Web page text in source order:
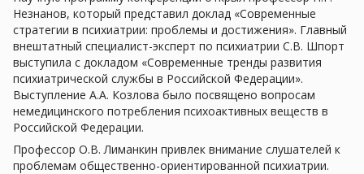
Незнанов, который представил доклад «Современные
стратегии в психиатрии: проблемы и достижения». Главный
внештатный специалист-эксперт по психиатрии С.В. Шпорт
выступила с докладом «Современные тренды развития
психиатрической службы в Российской Федерации».
Выступление А.А. Козлова было посвящено вопросам
немедицинского потребления психоактивных веществ в
Российской Федерации.
Профессор О.В. Лиманкин привлек внимание слушателей к
проблемам общественно-ориентированной психиатрии.